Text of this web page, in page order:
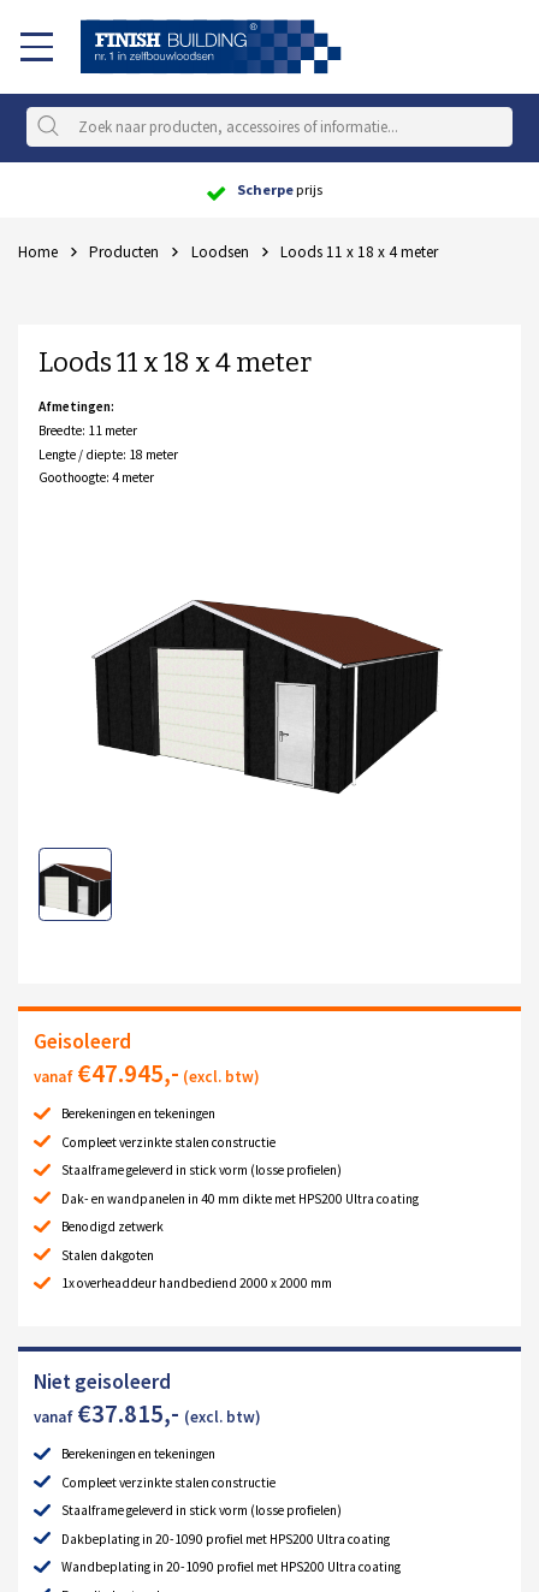
Scherpeprijs
Home Producten Loodsen Loods 11 x 18 x 4 meter
Loods 11 x 18 x 4 meter
Afmetingen:
Breedte: 11 meter
Lengte / diepte: 18 meter
Goothoogte: 4 meter
Geisoleerd
vanaf €47.945,- (excl. btw)
Berekeningen en tekeningen
Compleet verzinkte stalen constructie
Staalframe geleverd in stick vorm (losse profielen)
Dak- en wandpanelen in 40 mm dikte met HPS200 Ultra coating
Benodigd zetwerk
Stalen dakgoten
1x overheaddeur handbediend 2000 x 2000 mm
Niet geisoleerd
vanaf €37.815,- (excl. btw)
Berekeningen en tekeningen
Compleet verzinkte stalen constructie
Staalframe geleverd in stick vorm (losse profielen)
Dakbeplating in 20-1090 profiel met HPS200 Ultra coating
Wandbeplating in 20-1090 profiel met HPS200 Ultra coating